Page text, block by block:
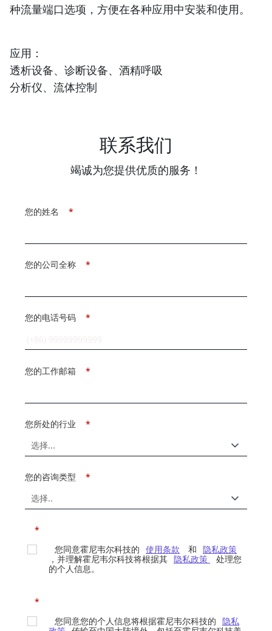
种流量端口选项，方便在各种应用中安装和使用。
应用：
透析设备、诊断设备、酒精呼吸
分析仪、流体控制
联系我们
竭诚为您提供优质的服务！
*
您的姓名
*
您的公司全称
*
您的电话号码
*
您的工作邮箱
*
您所处的行业
*
您的咨询类型
*
您同意霍尼韦尔科技的 使用条款 和 隐私政策
，并理解霍尼韦尔科技将根据其 隐私政策
处理您
的个人信息。
*
您同意您的个人信息将根据霍尼韦尔科技的 隐私